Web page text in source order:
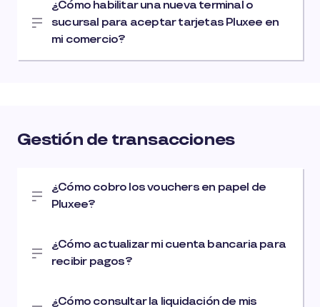
¿Cómo habilitar una nueva terminal o
sucursal para aceptar tarjetas Pluxee en
mi comercio?
Gestión de transacciones
¿Cómo cobro los vouchers en papel de
Pluxee?
¿Cómo actualizar mi cuenta bancaria para
recibir pagos?
¿Cómo consultar la liquidación de mis